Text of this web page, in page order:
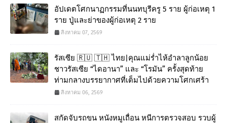
อัปเดตโศกนาฏกรรมที่นนทบุรีครู 5 ราย ผู้ก่อเหตุ 1
ราย ปู่และย่าของผู้ก่อเหตุ 2 ราย
สิงหาคม 07, 2569
รัสเซีย 🇷🇺 🇹🇭 ไทย|คุณแม่ร่ำไห้อำลาลูกน้อย
ชาวรัสเซีย “ไดอานา” และ “โรมัน” ครั้งสุดท้าย
ท่ามกลางบรรยากาศที่เต็มไปด้วยความโศกเศร้า
สิงหาคม 06, 2569
สกัดจับรถขน หนังหมูเถื่อน หนีการตรวจสอบ รวบผู้